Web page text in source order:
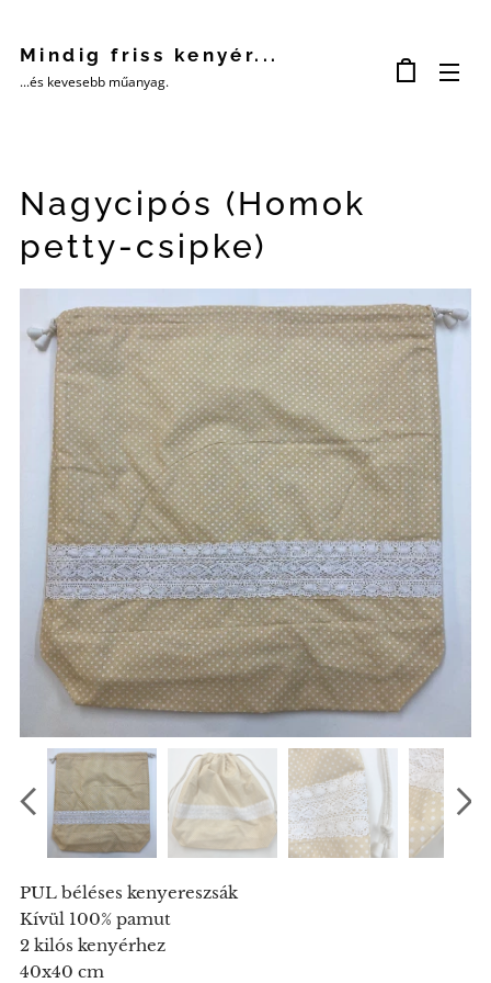
Mindig friss kenyér...
...és kevesebb műanyag.
Nagycipós (Homok
petty-csipke)
PUL béléses kenyereszsák
Kívül 100% pamut
2 kilós kenyérhez
40x40 cm